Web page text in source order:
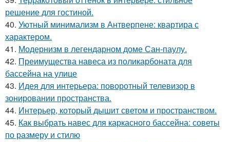
решение для гостиной.
40. Уютный минимализм в Антверпене: квартира с
характером.
41. Модернизм в легендарном доме Сан-паулу.
42. Преимущества навеса из поликарбоната для
бассейна на улице
43. Идея для интерьера: поворотный телевизор в
зонировании пространства.
44. Интерьер, который дышит светом и пространством.
45. Как выбрать навес для каркасного бассейна: советы
по размеру и стилю